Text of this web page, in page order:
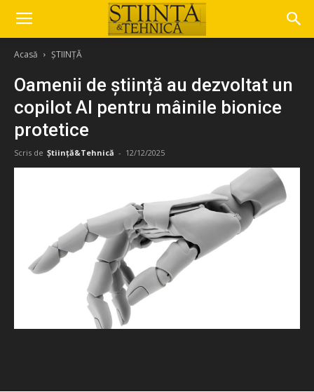
Acasă ȘTIINȚĂ
Oamenii de știință au dezvoltat un
copilot AI pentru mâinile bionice
protetice
Scris de Știință&Tehnică - 12/12/2025